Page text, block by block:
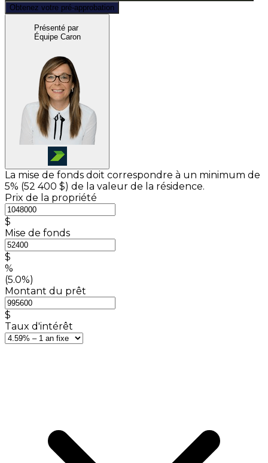
Obtenez votre pré-approbation
Présenté par
Équipe Caron
La mise de fonds doit correspondre à un minimum de
5% (52 400 $) de la valeur de la résidence.
Prix de la propriété
$
Mise de fonds
$
%
(5.0%)
Montant du prêt
$
Taux d'intérêt